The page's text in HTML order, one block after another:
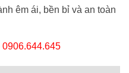
êm ái, bền bỉ và an toàn